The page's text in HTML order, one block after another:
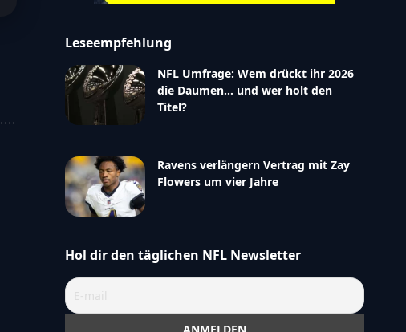
Leseempfehlung
NFL Umfrage: Wem drückt ihr 2026
die Daumen… und wer holt den
Titel?
Ravens verlängern Vertrag mit Zay
Flowers um vier Jahre
Hol dir den täglichen NFL Newsletter